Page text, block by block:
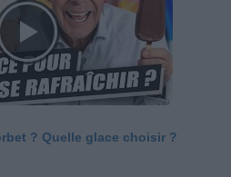
? Quelle glace choisir ?